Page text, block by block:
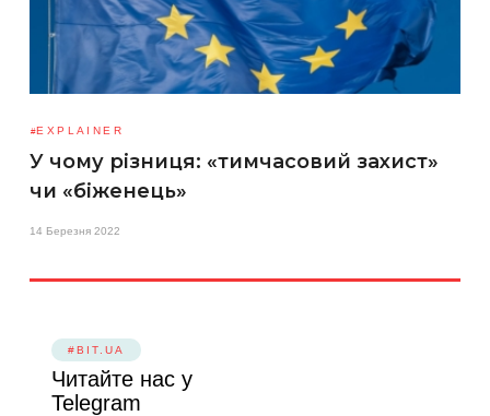
EXPLAINER
У чому різниця: «тимчасовий захист»
чи «біженець»
14 Березня 2022
#BIT.UA
Читайте нас у
Telegram